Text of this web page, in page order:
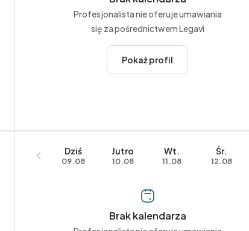
Profesjonalista nie oferuje umawiania
się za pośrednictwem Legavi
Pokaż profil
Dziś
09.08
Jutro
10.08
Wt.
11.08
Śr.
12.08
Brak kalendarza